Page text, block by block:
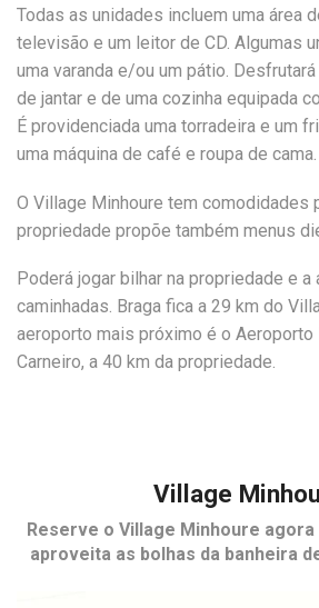
Todas as unidades incluem uma área
televisão e um leitor de CD. Algumas
uma varanda e/ou um pátio.
de jantar e de uma cozinha equipada
É providenciada uma torradeira e um
uma máquina de café e roupa de cama.
O Village Minhoure tem comodidades
propriedade propõe também menus
Poderá jogar bilhar na propriedade e a
caminhadas. Braga fica a 29 km do
aeroporto mais próximo é o Aeroporto
Carneiro, a 40 km da propriedade.
Village
Reserve o Village Minhoure agora
aproveita as bolhas da banheira